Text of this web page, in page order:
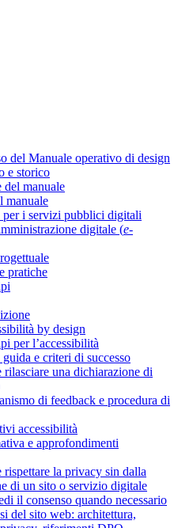
del Manuale operativo di design
e storico
del manuale
manuale
per i servizi pubblici digitali
digitale (e-
pratiche
by design
per l’accessibilità
e criteri di successo
rilasciare una dichiarazione di
di feedback e procedura di
accessibilità
e approfondimenti
rispettare la privacy sin dalla
di un sito o servizio digitale
il consenso quando necessario
del sito web: architettura,